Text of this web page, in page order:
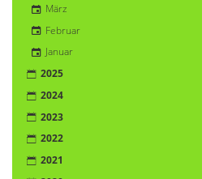
März
Februar
Januar
2025
2024
2023
2022
2021